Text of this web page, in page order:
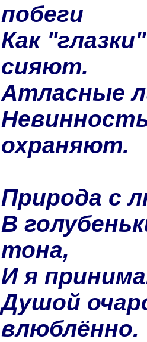
побеги
Как
сияют.
Атласные
охраняют.
Природа с
В
тона,
И я
Душой
влюблённо.